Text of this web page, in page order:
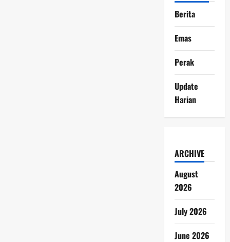
Berita
Emas
Perak
Update
Harian
ARCHIVE
August
2026
July 2026
June 2026